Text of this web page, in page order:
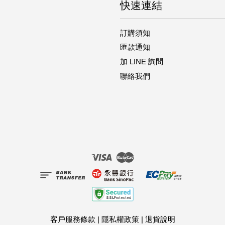
快速連結
訂購須知
匯款通知
加 LINE 詢問
聯絡我們
Visa Master
客戶服務條款 | 隱私權政策| 退貨說明